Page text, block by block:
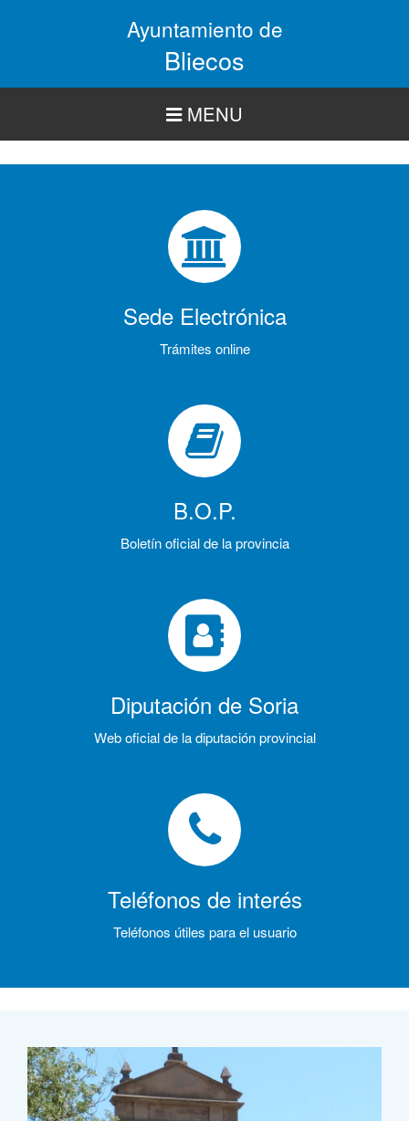
Ayuntamiento de
Bliecos
MENU
Sede Electrónica
Trámites online
B.O.P.
Boletín oficial de la provincia
Diputación de Soria
Web oficial de la diputación provincial
Teléfonos de interés
Teléfonos útiles para el usuario